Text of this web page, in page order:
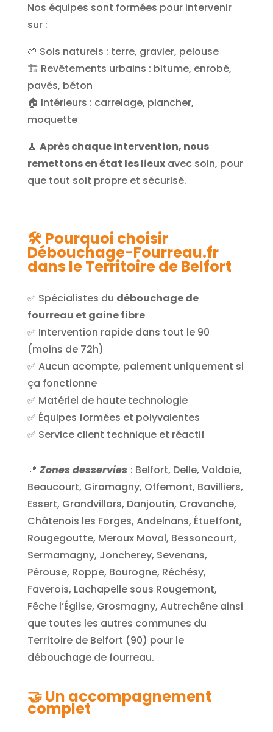
Nos équipes sont formées pour intervenir
sur :
🌱 Sols naturels : terre, gravier, pelouse
🏗️ Revêtements urbains : bitume, enrobé,
pavés, béton
🏠 Intérieurs : carrelage, plancher,
moquette
🧹 Après chaque intervention, nous
remettons en état les lieuxavec soin, pour
que tout soit propre et sécurisé.
🛠️ Pourquoi choisir
Débouchage-Fourreau.fr
dans le Territoire de Belfort
✅ Spécialistes du débouchage de
fourreau et gaine fibre
✅ Intervention rapide dans tout le 90
(moins de 72h)
✅ Aucun acompte, paiement uniquement si
ça fonctionne
✅ Matériel de haute technologie
✅ Équipes formées et polyvalentes
✅ Service client technique et réactif
📍 Zones desservies : Belfort, Delle, Valdoie,
Beaucourt, Giromagny, Offemont, Bavilliers,
Essert, Grandvillars, Danjoutin, Cravanche,
Châtenois les Forges, Andelnans, Étueffont,
Rougegoutte, Meroux Moval, Bessoncourt,
Sermamagny, Joncherey, Sevenans,
Pérouse, Roppe, Bourogne, Réchésy,
Faverois, Lachapelle sous Rougemont,
Fêche l’Église, Grosmagny, Autrechêne ainsi
que toutes les autres communes du
Territoire de Belfort (90) pour le
débouchage de fourreau.
🤝 Un accompagnement
complet